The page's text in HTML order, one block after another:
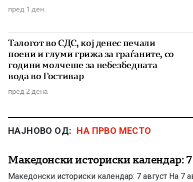
пред 1 ден
Талогот во СДС, кој денес печали
поени и глуми грижа за граѓаните, со
години молчеше за небезбедната
вода во Гостивар
пред 2 дена
НАЈНОВО ОД: НА ПРВО МЕСТО
Македонски историски календар: 7
Македонски историски календар: 7 август На 7